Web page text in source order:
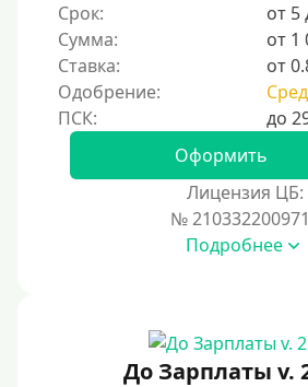
Залог
Под залог ПТС
Без залога
Под залог недвижимости
Под ПТС по доверенности
Срок:
от 5
Сумма:
от 1
Ставка:
от
Одобрение:
Оформить
Лицензия ЦБ:
№
Подробнее
До Зарплаты v.